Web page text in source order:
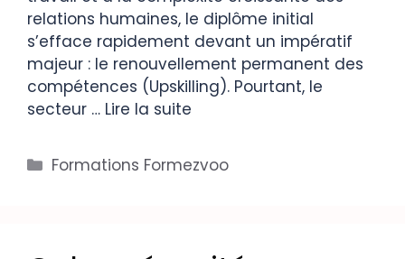
relations humaines, le diplôme initial
s’efface rapidement devant un impératif
majeur : le renouvellement permanent des
compétences (Upskilling). Pourtant, le
secteur … Lire la suite
Formations Formezvoo